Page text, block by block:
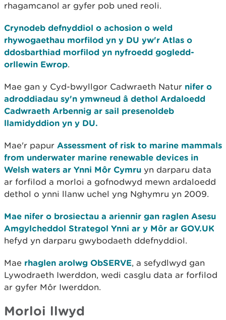
rhagamcanol ar gyfer pob uned reoli.
Crynodeb defnyddiol o achosion o weld
rhywogaethau morfilod yn y DU yw'r Atlas o
ddosbarthiad morfilod yn nyfroedd gogledd-
orllewin Ewrop.
Mae gan y Cyd-bwyllgor Cadwraeth Natur nifer o
adroddiadau sy'n ymwneud â dethol Ardaloedd
Cadwraeth Arbennig ar sail presenoldeb
llamidyddion yn y DU.
Mae'r papur Assessment of risk to marine mammals
from underwater marine renewable devices in
Welsh waters ar Ynni Môr Cymru yn darparu data
ar forfilod a morloi a gofnodwyd mewn ardaloedd
dethol o ynni llanw uchel yng Nghymru yn 2009.
Mae nifer o brosiectau a ariennir gan raglen Asesu
Amgylcheddol Strategol Ynni ar y Môr ar GOV.UK
hefyd yn darparu gwybodaeth ddefnyddiol.
Mae rhaglen arolwg ObSERVE, a sefydlwyd gan
Lywodraeth Iwerddon, wedi casglu data ar forfilod
ar gyfer Môr Iwerddon.
Morloi llwyd